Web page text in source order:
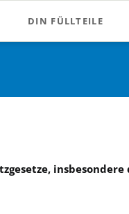
DIN FÜLLTEILE